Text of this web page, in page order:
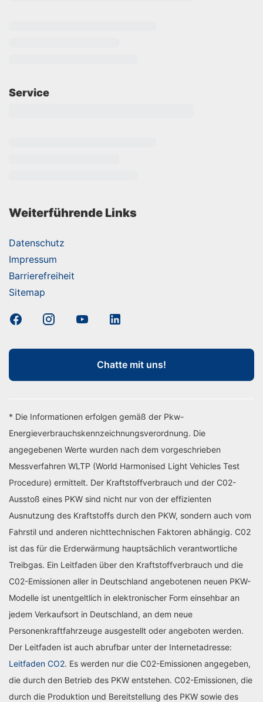
Service
Weiterführende Links
Datenschutz
Impressum
Barrierefreiheit
Sitemap
Chatte mit uns!
* Die Informationen erfolgen gemäß der Pkw-
Energieverbrauchskennzeichnungsverordnung. Die
angegebenen Werte wurden nach dem vorgeschrieben
Messverfahren WLTP (World Harmonised Light Vehicles Test
Procedure) ermittelt. Der Kraftstoffverbrauch und der C02-
Ausstoß eines PKW sind nicht nur von der effizienten
Ausnutzung des Kraftstoffs durch den PKW, sondern auch vom
Fahrstil und anderen nichttechnischen Faktoren abhängig. C02
ist das für die Erderwärmung hauptsächlich verantwortliche
Treibgas. Ein Leitfaden über den Kraftstoffverbrauch und die
C02-Emissionen aller in Deutschland angebotenen neuen PKW-
Modelle ist unentgeltlich in elektronischer Form einsehbar an
jedem Verkaufsort in Deutschland, an dem neue
Personenkraftfahrzeuge ausgestellt oder angeboten werden.
Der Leitfaden ist auch abrufbar unter der Internetadresse:
Leitfaden CO2. Es werden nur die C02-Emissionen angegeben,
die durch den Betrieb des PKW entstehen. C02-Emissionen, die
durch die Produktion und Bereitstellung des PKW sowie des